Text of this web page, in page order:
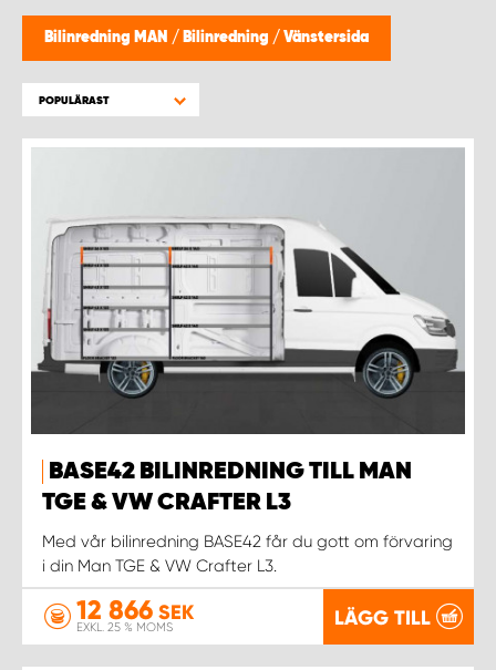
Bilinredning MAN / Bilinredning / Vänstersida
POPULÄRAST
BASE42 BILINREDNING TILL MAN
TGE & VW CRAFTER L3
Med vår bilinredning BASE42 får du gott om förvaring
i din Man TGE & VW Crafter L3.
12 866 SEK
EXKL. 25 % MOMS LÄGG TILL
WORK SYSTEM KIRUNA
WORK SYSTEM KRISTIANSTAD
WORK SYSTEM LINKÖPING
WORK SYSTEM LULEÅ
WORK SYSTEM NORRKÖPING
WORK SYSTEM SKELLEFTEÅ
WORK SYSTEM SKÖVDE